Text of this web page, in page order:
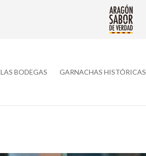
LAS BODEGAS GARNACHAS HISTÓRICAS